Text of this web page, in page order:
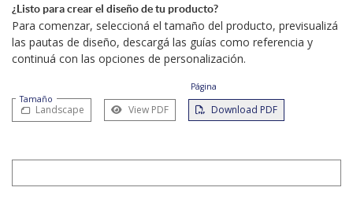
¿Listo para crear el diseño de tu producto?
Para comenzar, seleccioná el tamaño del producto, previsualizá
las pautas de diseño, descargá las guías como referencia y
continuá con las opciones de personalización.
Tamaño
Página
Landscape View PDF Download PDF